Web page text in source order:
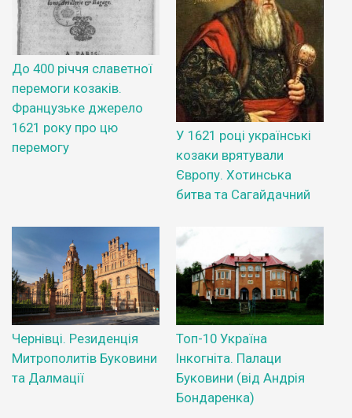
До 400 річчя славетної
перемоги козаків.
Французьке джерело
1621 року про цю
перемогу
У 1621 році українські
козаки врятували
Європу. Хотинська
битва та Сагайдачний
Чернівці. Резиденція
Митрополитів Буковини
та Далмації
Топ-10 Україна
Інкогніта. Палаци
Буковини (від Андрія
Бондаренка)